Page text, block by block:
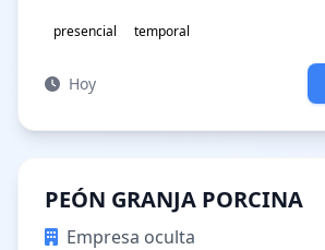
presencial temporal
Hoy
PEÓN GRANJA PORCINA
Empresa oculta